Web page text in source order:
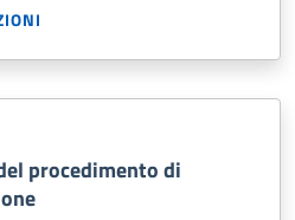
procedimento di